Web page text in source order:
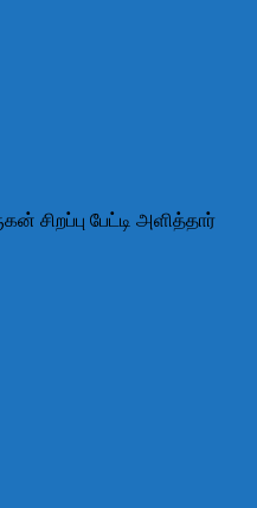
சிறப்பு பேட்டி அளித்தார்